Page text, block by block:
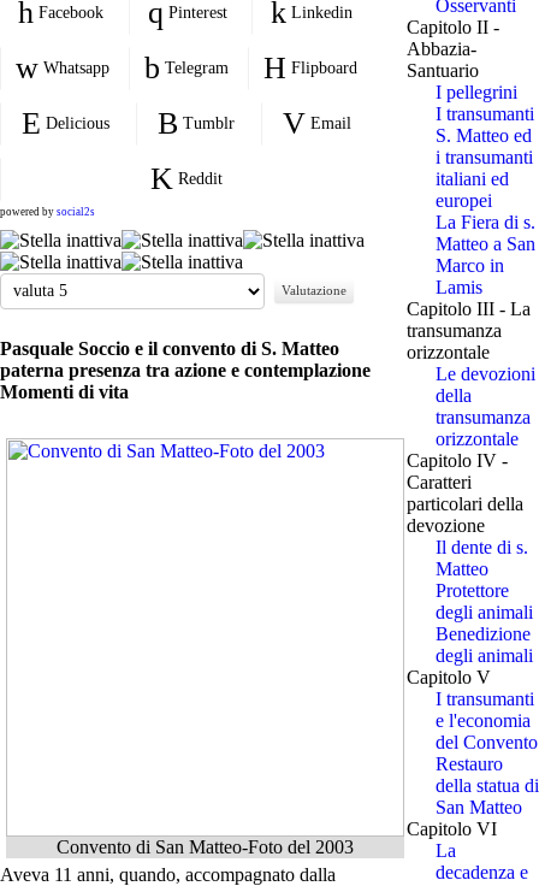
Facebook Pinterest Linkedin
Whatsapp Telegram Flipboard
Delicious Tumblr Email
Reddit
powered by social2s
Valuta
Pasquale Soccio e il convento di S. Matteo
paterna presenza tra azione e contemplazione
Momenti di vita
Convento di San Matteo-Foto del 2003
Aveva 11 anni, quando, accompagnato dalla
Osservanti
Capitolo II -
Abbazia-
Santuario
I pellegrini
I transumanti
S. Matteo ed
i transumanti
italiani ed
europei
La Fiera di s.
Matteo a San
Marco in
Lamis
Capitolo III - La
transumanza
orizzontale
Le devozioni
della
transumanza
orizzontale
Capitolo IV -
Caratteri
particolari della
devozione
Il dente di s.
Matteo
Protettore
degli animali
Benedizione
degli animali
Capitolo V
I transumanti
e l'economia
del Convento
Restauro
della statua di
San Matteo
Capitolo VI
La
decadenza e